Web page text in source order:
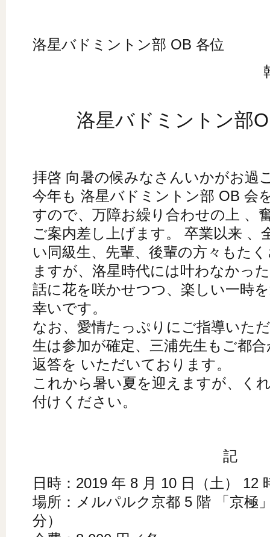
洛星バドミントン部 OB 各位
洛星バドミントン部
拝啓 向暑の候みなさんいかがお過
今年も 洛星バドミントン部 OB 会
すので、万障お繰り合わせの上 、
ご案内差し上げます。 卒業以来 、
い同級生、先輩、後輩の方々もた
ますが、洛星時代には叶わなかっ
話に花を咲かせつつ、楽しい一時
幸いです。
なお、愛情たっぷりにご指導いた
生は参加が確定、三浦先生もご都
返答を いただいております。
これから暑い夏を迎えますが、く
付けください。
記
日時：2019 年 8 月 10 日（土） 12
場所：メルパルク京都 5 階 「京極
分）